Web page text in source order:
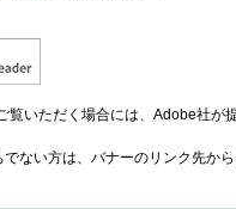
覧いただく場合には、Adobe社が
ない方は、バナーのリンク先から